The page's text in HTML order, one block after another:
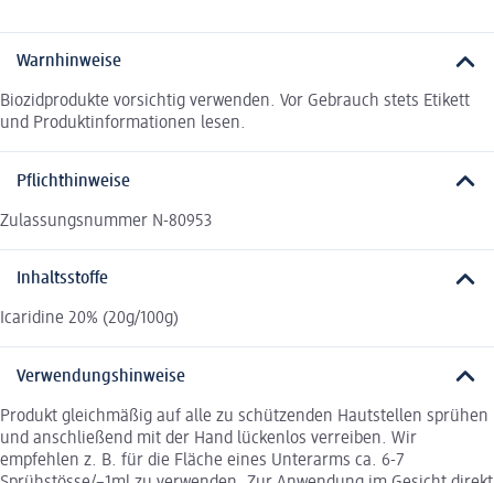
Warnhinweise
Biozidprodukte vorsichtig verwenden. Vor Gebrauch stets Etikett
und Produktinformationen lesen.
Pflichthinweise
Zulassungsnummer N-80953
Inhaltsstoffe
Icaridine 20% (20g/100g)
Verwendungshinweise
Produkt gleichmäßig auf alle zu schützenden Hautstellen sprühen
und anschließend mit der Hand lückenlos verreiben. Wir
empfehlen z. B. für die Fläche eines Unterarms ca. 6-7